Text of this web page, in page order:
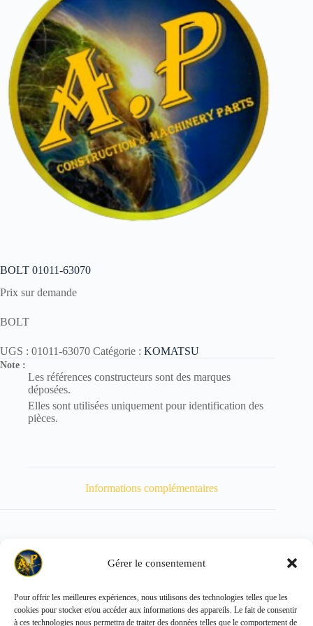
Gérer le consentement
Pour offrir les meilleures expériences, nous utilisons des technologies telles que les
cookies pour stocker et/ou accéder aux informations des appareils. Le fait de consentir
à ces technologies nous permettra de traiter des données telles que le comportement de
BOLT 01011-63070
Prix sur demande
BOLT
UGS : 01011-63070 Catégorie : KOMATSU
Note :
Les références constructeurs sont des marques
déposées.
Elles sont utilisées uniquement pour identification des
pièces.
Informations complémentaires
Poids 1100 kg
Copyright © 2026 - ALL PARTS FRANCE SAS